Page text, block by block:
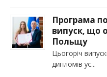
Програма
випуск, що
Польщу
Цьогоріч
дипломів ус